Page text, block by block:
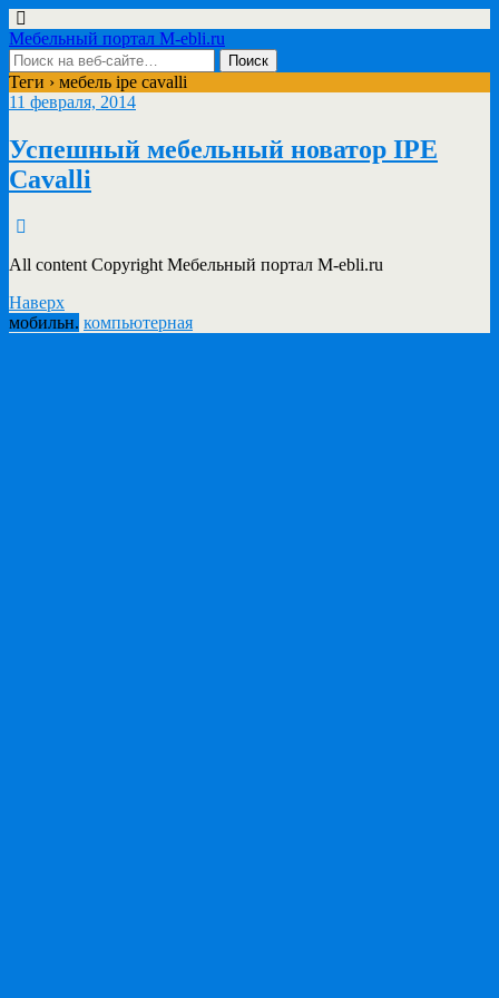
Мебельный портал M-ebli.ru
Теги › мебель ipe cavalli
11 февраля, 2014
Успешный мебельный новатор IPE
Cavalli
All content Copyright Мебельный портал M-ebli.ru
Наверх
мобильн. компьютерная